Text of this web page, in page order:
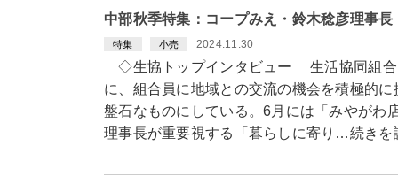
中部秋季特集：コープみえ・鈴木稔彦理事
特集 小売 2024.11.30
◇生協トップインタビュー 生活協同組合
に、組合員に地域との交流の機会を積極的
盤石なものにしている。6月には「みやがわ
理事長が重要視する「暮らしに寄り…続きを